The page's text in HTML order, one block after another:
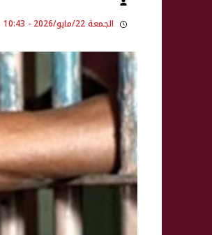
الجمعة 22/مايو/2026 - 10:43 م